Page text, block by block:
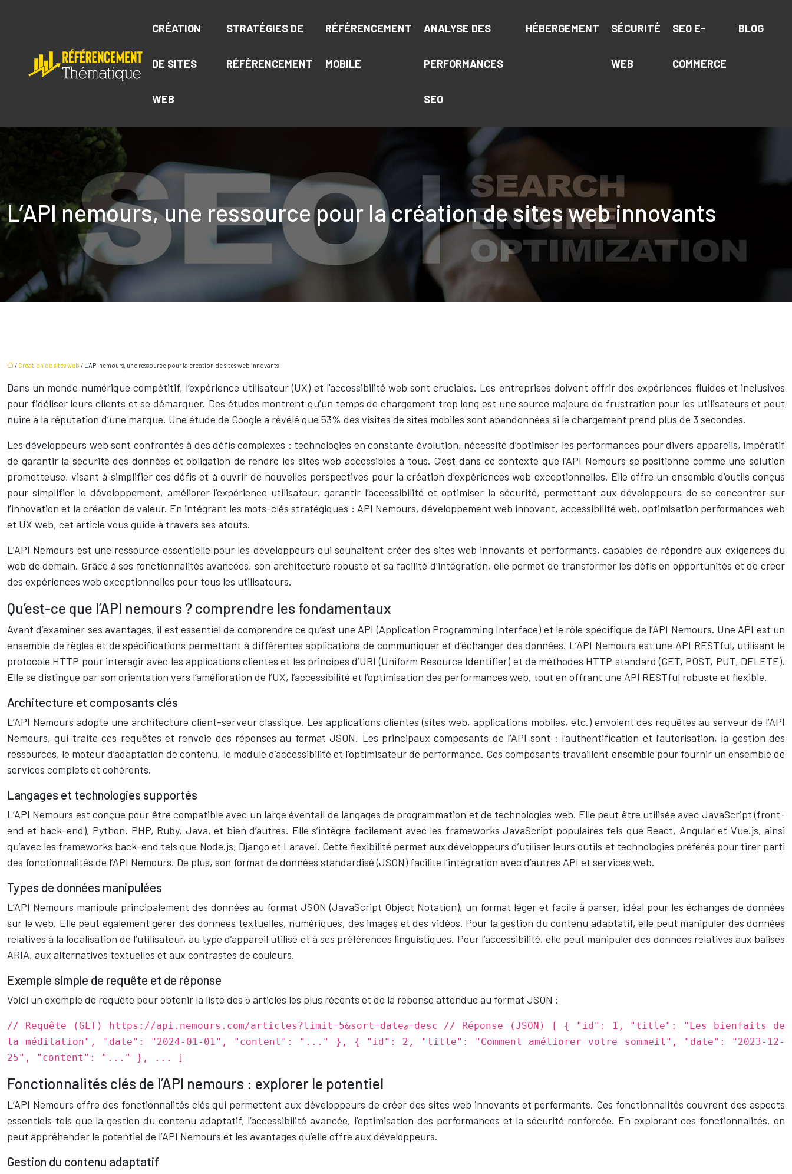
CRÉATION
DE SITES
WEB
STRATÉGIES DE
RÉFÉRENCEMENT
RÉFÉRENCEMENT
MOBILE
ANALYSE DES
PERFORMANCES
SEO
HÉBERGEMENT SÉCURITÉ
WEB
SEO E-
COMMERCE
BLOG
L’API nemours, une ressource pour la création de sites web innovants
/ Création de sites web / L’API nemours, une ressource pour la création de sites web innovants
Dans un monde numérique compétitif, l’expérience utilisateur (UX) et l’accessibilité web sont cruciales. Les entreprises doivent offrir des expériences fluides et inclusives
pour fidéliser leurs clients et se démarquer. Des études montrent qu’un temps de chargement trop long est une source majeure de frustration pour les utilisateurs et peut
nuire à la réputation d’une marque. Une étude de Google a révélé que 53% des visites de sites mobiles sont abandonnées si le chargement prend plus de 3 secondes.
Les développeurs web sont confrontés à des défis complexes : technologies en constante évolution, nécessité d’optimiser les performances pour divers appareils, impératif
de garantir la sécurité des données et obligation de rendre les sites web accessibles à tous. C’est dans ce contexte que l’API Nemours se positionne comme une solution
prometteuse, visant à simplifier ces défis et à ouvrir de nouvelles perspectives pour la création d’expériences web exceptionnelles. Elle offre un ensemble d’outils conçus
pour simplifier le développement, améliorer l’expérience utilisateur, garantir l’accessibilité et optimiser la sécurité, permettant aux développeurs de se concentrer sur
l’innovation et la création de valeur. En intégrant les mots-clés stratégiques : API Nemours, développement web innovant, accessibilité web, optimisation performances web
et UX web, cet article vous guide à travers ses atouts.
L’API Nemours est une ressource essentielle pour les développeurs qui souhaitent créer des sites web innovants et performants, capables de répondre aux exigences du
web de demain. Grâce à ses fonctionnalités avancées, son architecture robuste et sa facilité d’intégration, elle permet de transformer les défis en opportunités et de créer
des expériences web exceptionnelles pour tous les utilisateurs.
Qu’est-ce que l’API nemours ? comprendre les fondamentaux
Avant d’examiner ses avantages, il est essentiel de comprendre ce qu’est une API (Application Programming Interface) et le rôle spécifique de l’API Nemours. Une API est un
ensemble de règles et de spécifications permettant à différentes applications de communiquer et d’échanger des données. L’API Nemours est une API RESTful, utilisant le
protocole HTTP pour interagir avec les applications clientes et les principes d’URI (Uniform Resource Identifier) et de méthodes HTTP standard (GET, POST, PUT, DELETE).
Elle se distingue par son orientation vers l’amélioration de l’UX, l’accessibilité et l’optimisation des performances web, tout en offrant une API RESTful robuste et flexible.
Architecture et composants clés
L’API Nemours adopte une architecture client-serveur classique. Les applications clientes (sites web, applications mobiles, etc.) envoient des requêtes au serveur de l’API
Nemours, qui traite ces requêtes et renvoie des réponses au format JSON. Les principaux composants de l’API sont : l’authentification et l’autorisation, la gestion des
ressources, le moteur d’adaptation de contenu, le module d’accessibilité et l’optimisateur de performance. Ces composants travaillent ensemble pour fournir un ensemble de
services complets et cohérents.
Langages et technologies supportés
L’API Nemours est conçue pour être compatible avec un large éventail de langages de programmation et de technologies web. Elle peut être utilisée avec JavaScript (front-
end et back-end), Python, PHP, Ruby, Java, et bien d’autres. Elle s’intègre facilement avec les frameworks JavaScript populaires tels que React, Angular et Vue.js, ainsi
qu’avec les frameworks back-end tels que Node.js, Django et Laravel. Cette flexibilité permet aux développeurs d’utiliser leurs outils et technologies préférés pour tirer parti
des fonctionnalités de l’API Nemours. De plus, son format de données standardisé (JSON) facilite l’intégration avec d’autres API et services web.
Types de données manipulées
L’API Nemours manipule principalement des données au format JSON (JavaScript Object Notation), un format léger et facile à parser, idéal pour les échanges de données
sur le web. Elle peut également gérer des données textuelles, numériques, des images et des vidéos. Pour la gestion du contenu adaptatif, elle peut manipuler des données
relatives à la localisation de l’utilisateur, au type d’appareil utilisé et à ses préférences linguistiques. Pour l’accessibilité, elle peut manipuler des données relatives aux balises
ARIA, aux alternatives textuelles et aux contrastes de couleurs.
Exemple simple de requête et de réponse
Voici un exemple de requête pour obtenir la liste des 5 articles les plus récents et de la réponse attendue au format JSON :
// Requête (GET) https://api.nemours.com/articles?limit=5&sort=dateℴ=desc // Réponse (JSON) [ { "id": 1, "title": "Les bienfaits de
la méditation", "date": "2024-01-01", "content": "..." }, { "id": 2, "title": "Comment améliorer votre sommeil", "date": "2023-12-
25", "content": "..." }, ... ]
Fonctionnalités clés de l’API nemours : explorer le potentiel
L’API Nemours offre des fonctionnalités clés qui permettent aux développeurs de créer des sites web innovants et performants. Ces fonctionnalités couvrent des aspects
essentiels tels que la gestion du contenu adaptatif, l’accessibilité avancée, l’optimisation des performances et la sécurité renforcée. En explorant ces fonctionnalités, on
peut appréhender le potentiel de l’API Nemours et les avantages qu’elle offre aux développeurs.
Gestion du contenu adaptatif